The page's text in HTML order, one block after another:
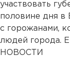
участвовать
половине дня в
с горожанами,
людей
НОВОСТИ